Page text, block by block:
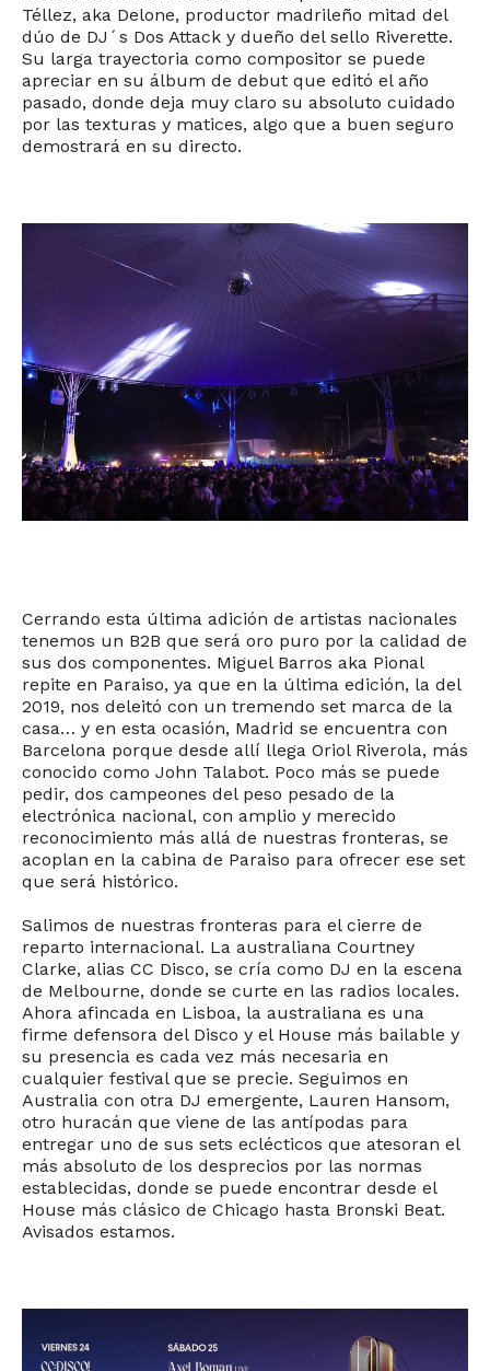
Téllez, aka Delone, productor madrileño mitad del
dúo de DJ´s Dos Attack y dueño del sello Riverette.
Su larga trayectoria como compositor se puede
apreciar en su álbum de debut que editó el año
pasado, donde deja muy claro su absoluto cuidado
por las texturas y matices, algo que a buen seguro
demostrará en su directo.
Cerrando esta última adición de artistas nacionales
tenemos un B2B que será oro puro por la calidad de
sus dos componentes. Miguel Barros aka Pional
repite en Paraiso, ya que en la última edición, la del
2019, nos deleitó con un tremendo set marca de la
casa… y en esta ocasión, Madrid se encuentra con
Barcelona porque desde allí llega Oriol Riverola, más
conocido como John Talabot. Poco más se puede
pedir, dos campeones del peso pesado de la
electrónica nacional, con amplio y merecido
reconocimiento más allá de nuestras fronteras, se
acoplan en la cabina de Paraiso para ofrecer ese set
que será histórico.
Salimos de nuestras fronteras para el cierre de
reparto internacional. La australiana Courtney
Clarke, alias CC Disco, se cría como DJ en la escena
de Melbourne, donde se curte en las radios locales.
Ahora afincada en Lisboa, la australiana es una
firme defensora del Disco y el House más bailable y
su presencia es cada vez más necesaria en
cualquier festival que se precie. Seguimos en
Australia con otra DJ emergente, Lauren Hansom,
otro huracán que viene de las antípodas para
entregar uno de sus sets eclécticos que atesoran el
más absoluto de los desprecios por las normas
establecidas, donde se puede encontrar desde el
House más clásico de Chicago hasta Bronski Beat.
Avisados estamos.